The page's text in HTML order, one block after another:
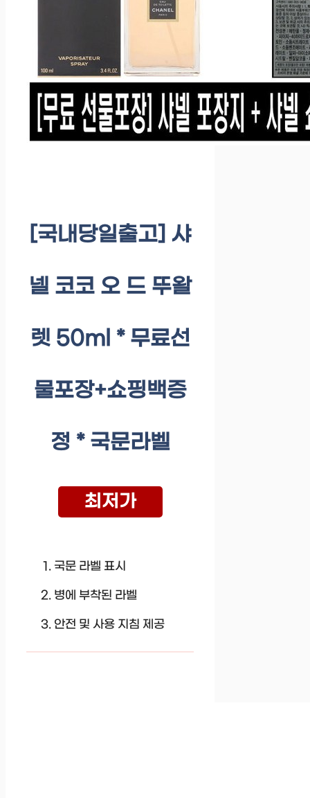
[국내당일출고] 샤
넬 코코 오 드 뚜왈
렛 50ml * 무료선
물포장+쇼핑백증
정 * 국문라벨
최저가
국문 라벨 표시
병에 부착된 라벨
안전 및 사용 지침 제공